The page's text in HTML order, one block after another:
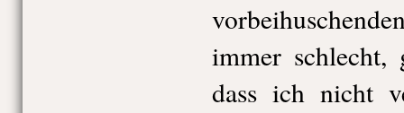
immer schlecht,
dass ich nicht